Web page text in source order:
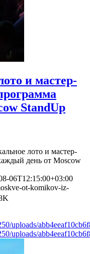
и мастер-
StandUp
лото и мастер-
день от Moscow
06T12:15:00+03:00
ot-komikov-iz-
uploads/
uploads/